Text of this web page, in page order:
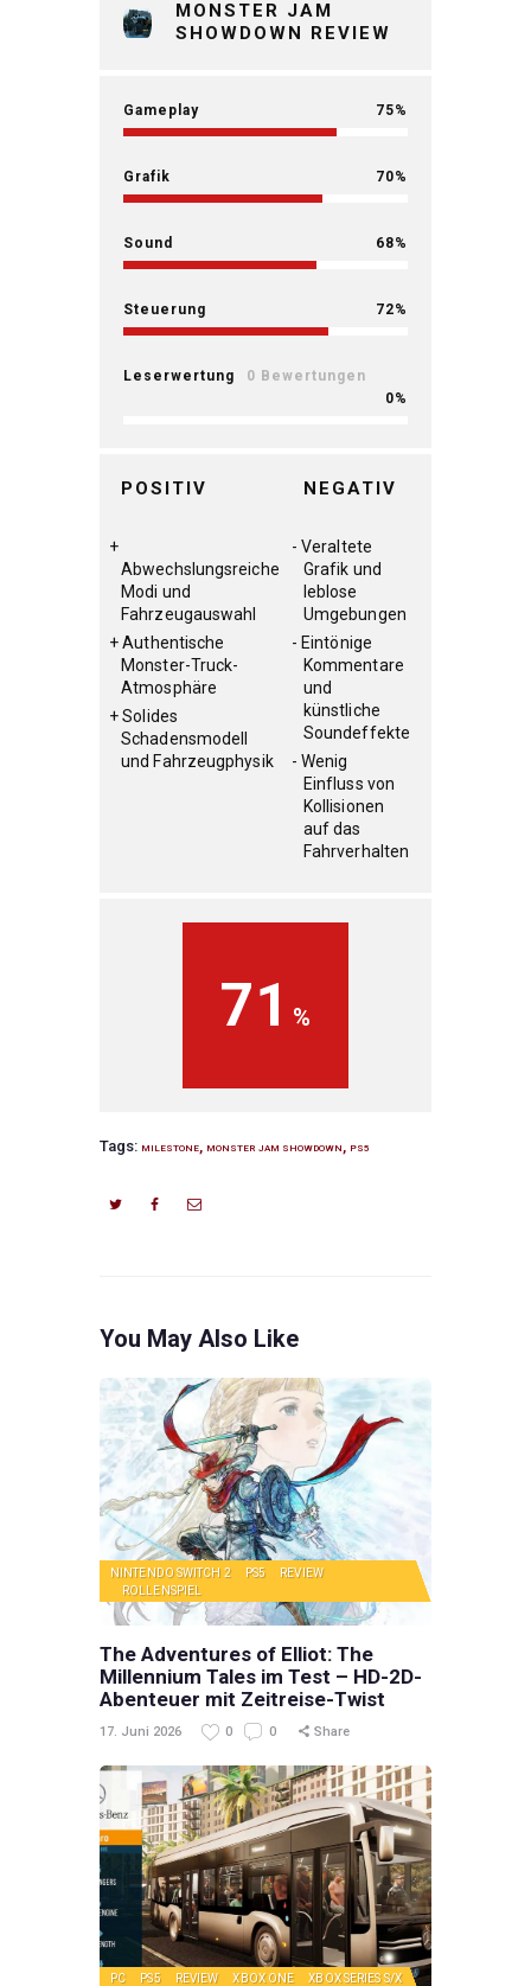
MONSTER JAM
SHOWDOWN REVIEW
Gameplay 75
Grafik 70
Sound 68
Steuerung 72
Leserwertung
0 Bewertungen
0
POSITIV
Abwechslungsreiche
Modi und
Fahrzeugauswahl
Authentische
Monster-Truck-
Atmosphäre
Solides
Schadensmodell
und Fahrzeugphysik
NEGATIV
Veraltete
Grafik und
leblose
Umgebungen
Eintönige
Kommentare
und
künstliche
Soundeffekte
Wenig
Einfluss von
Kollisionen
auf das
Fahrverhalten
71
Tags: MILESTONE, MONSTER JAM SHOWDOWN , PS5
You May Also Like
NINTENDO SWITCH 2 PS5
REVIEW
ROLLENSPIEL
The Adventures of Elliot: The
Millennium Tales im Test – HD-2D-
Abenteuer mit Zeitreise-Twist
17. Juni 2026 0 0 Share
PC PS5 REVIEW XBOX ONE XBOX SERIES S/X